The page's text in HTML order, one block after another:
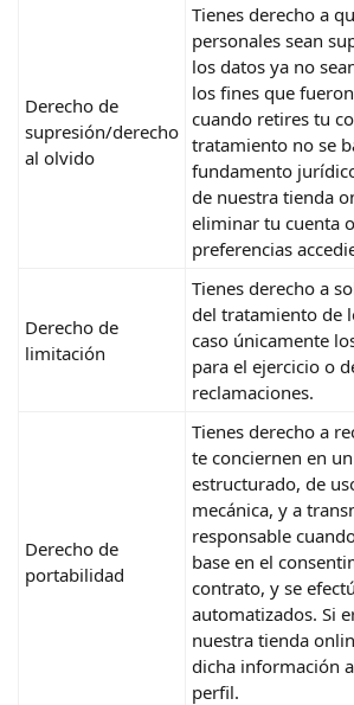
Derecho de
supresión/derecho
al olvido
Tienes derecho a
personales sean
los datos ya no
los fines que
cuando retires tu
tratamiento no se
fundamento
de nuestra tienda
eliminar tu cuenta
preferencias
Derecho de
limitación
Tienes derecho a
del tratamiento de
caso únicamente
para el ejercicio o
reclamaciones.
Derecho de
portabilidad
Tienes derecho a
te conciernen en
estructurado, de
mecánica, y a
responsable
base en el
contrato, y se
automatizados. Si
nuestra tienda
dicha información
perfil.